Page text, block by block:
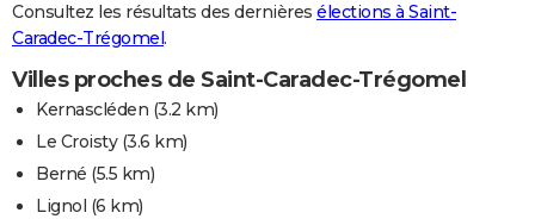
Consultez les résultats des dernières élections à Saint-
Caradec-Trégomel.
Villes proches de Saint-Caradec-Trégomel
Kernascléden (3.2 km)
Le Croisty(3.6 km)
Berné (5.5 km)
Lignol (6 km)